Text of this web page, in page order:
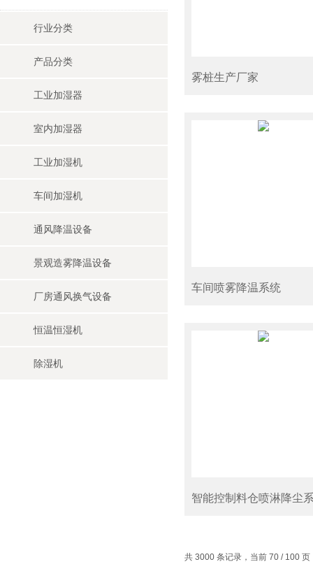
行业分类
产品分类
工业加湿器
室内加湿器
工业加湿机
车间加湿机
通风降温设备
景观造雾降温设备
厂房通风换气设备
恒温恒湿机
除湿机
雾桩生产厂家
车间喷雾降温系统
智能控制料仓喷淋降尘
共 3000 条记录，当前 70 / 100